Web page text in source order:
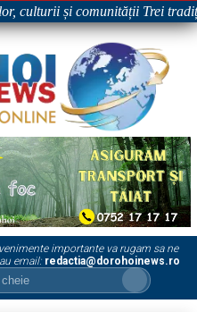
și comunității Trei
importante va rugam sa ne
email: redactia@dorohoinews.ro